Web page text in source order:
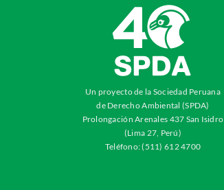
Un proyecto de la Sociedad Peruana
de Derecho Ambiental (SPDA)
Prolongación Arenales 437 San Isidro
(Lima 27, Perú)
Teléfono: (511) 612 4700